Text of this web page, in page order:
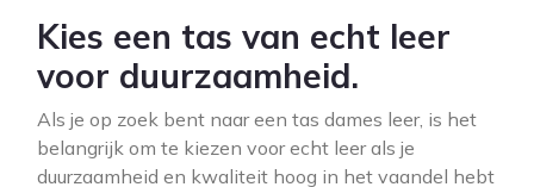
Kies een tas van echt leer
voor duurzaamheid.
Als je op zoek bent naar een tas dames leer, is het
belangrijk om te kiezen voor echt leer als je
duurzaamheid en kwaliteit hoog in het vaandel hebt